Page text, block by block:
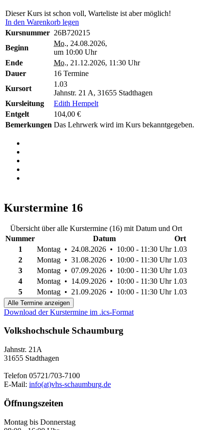
Dieser Kurs ist schon voll, Warteliste ist aber möglich!
In den Warenkorb legen
Kursnummer 26B720215
Beginn
Mo., 24.08.2026,
um 10:00 Uhr
Ende
Mo., 21.12.2026, 11:30 Uhr
Dauer
16 Termine
Kursort
1.03
Jahnstr. 21 A, 31655 Stadthagen
Kursleitung
Edith Hempelt
Entgelt
104,00 €
Bemerkungen Das Lehrwerk wird im Kurs bekanntgegeben.
Kurstermine 16
Übersicht über alle Kurstermine (16) mit Datum und Ort
Nummer
Datum
Ort
1
Montag • 24.08.2026 • 10:00 - 11:30 Uhr 1.03
2
Montag • 31.08.2026 • 10:00 - 11:30 Uhr 1.03
3
Montag • 07.09.2026 • 10:00 - 11:30 Uhr 1.03
4
Montag • 14.09.2026 • 10:00 - 11:30 Uhr 1.03
5
Montag • 21.09.2026 • 10:00 - 11:30 Uhr 1.03
Alle Termine anzeigen
Download der Kurstermine im .ics-Format
Volkshochschule Schaumburg
Jahnstr. 21A
31655 Stadthagen
Telefon 05721/703-7100
E-Mail: info(at)vhs-schaumburg.de
Öffnungszeiten
Montag bis Donnerstag